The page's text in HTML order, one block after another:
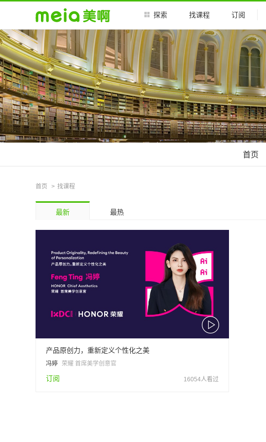
探索 找课程 订阅
首页
首页 找课程
最新 最热
产品原创力，重新定义个性化之美
冯婷 荣耀 首席美学创意官
订阅 16054人看过